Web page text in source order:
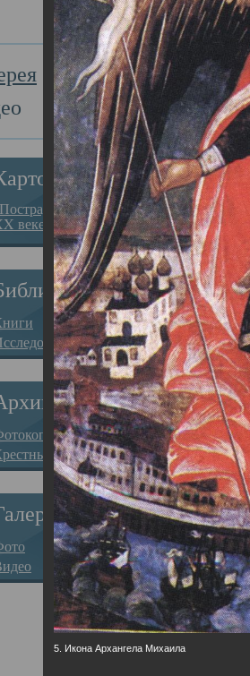
за веру в
веке на Севере”
дел
ходы
Главная
5. Икона Архангела Михаила